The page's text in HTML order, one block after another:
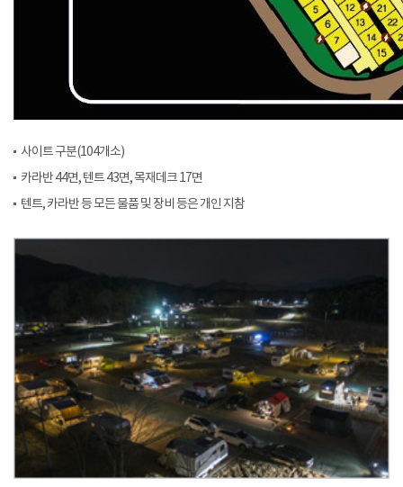
사이트 구분(104개소)
카라반 44면, 텐트 43면, 목재데크 17면
텐트, 카라반 등 모든 물품 및 장비 등은 개인 지참